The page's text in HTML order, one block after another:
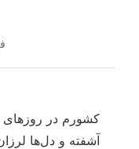
کشورم در
آشفته و دل‌ها